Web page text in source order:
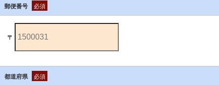
郵便番号 必須
〒
都道府県 必須